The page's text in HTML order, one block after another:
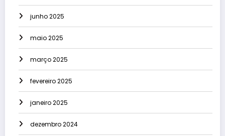
junho 2025
maio 2025
março 2025
fevereiro 2025
janeiro 2025
dezembro 2024